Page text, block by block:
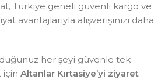
Türkiye geneli güvenli kargo ve
avantajlarıyla alışverişinizi daha
her şeyi güvenle tek
için Altanlar Kırtasiye’yi ziyaret